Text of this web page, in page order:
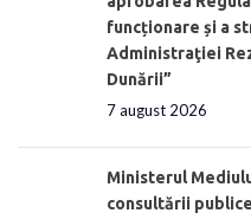
funcționare și a
Administraţiei
Dunării”
7 august 2026
Ministerul
consultării